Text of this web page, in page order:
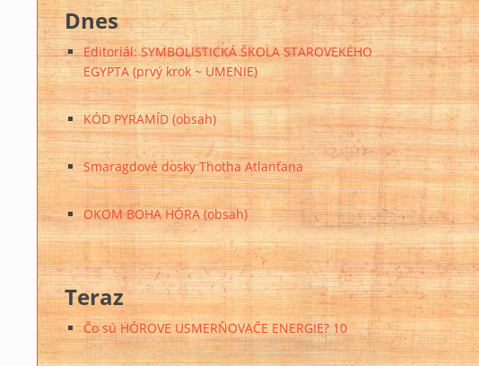
Dnes
Editoriál: SYMBOLISTICKÁ ŠKOLA STAROVEKÉHO
EGYPTA (prvý krok ~ UMENIE)
KÓD PYRAMÍD (obsah)
Smaragdové dosky Thotha Atlanťana
OKOM BOHA HÓRA (obsah)
Teraz
Čo sú HÓROVE USMERŇOVAČE ENERGIE? 10